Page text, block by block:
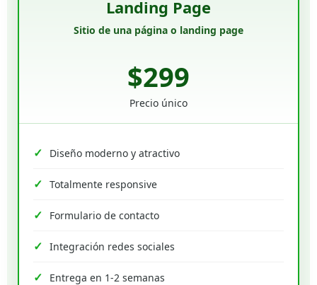
Landing Page
Sitio de una página o landing page
$299
Precio único
Diseño moderno y atractivo
Totalmente responsive
Formulario de contacto
Integración redes sociales
Entrega en 1-2 semanas